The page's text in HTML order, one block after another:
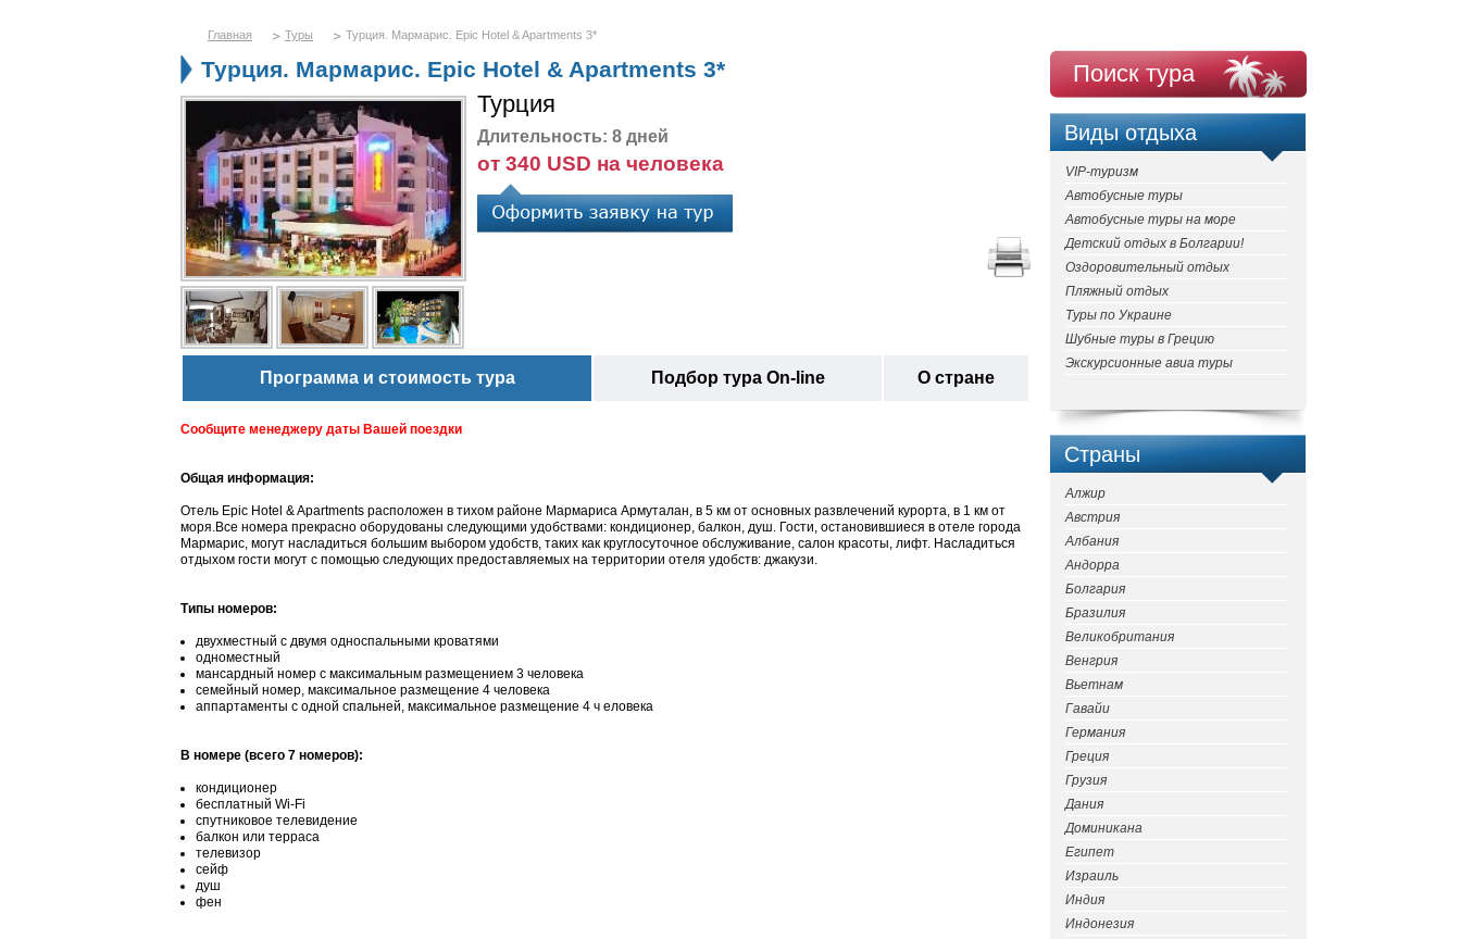
Главная Туры Турция. Мармарис. Epic Hotel & Apartments 3*
Турция. Мармарис. Epic Hotel & Apartments 3*
Турция
Длительность: 8 дней
от 340 USD на человека
Программа и стоимость тура Подбор тура On-line О стране
Сообщите менеджеру даты Вашей поездки
Общая информация:
Отель Epic Hotel & Apartments расположен в тихом районе Мармариса Армуталан, в 5 км от основных развлечений курорта, в 1 км от
моря.Все номера прекрасно оборудованы следующими удобствами: кондиционер, балкон, душ. Гости, остановившиеся в отеле города
Мармарис, могут насладиться большим выбором удобств, таких как круглосуточное обслуживание, салон красоты, лифт. Насладиться
отдыхом гости могут с помощью следующих предоставляемых на территории отеля удобств: джакузи.
Типы номеров:
двухместный с двумя односпальными кроватями
одноместный
мансардный номер с максимальным размещением 3 человека
семейный номер, максимальное размещение 4 человека
аппартаменты с одной спальней, максимальное размещение 4 ч еловека
В номере (всего 7 номеров):
кондиционер
бесплатный Wi-Fi
спутниковое телевидение
балкон или терраса
телевизор
сейф
душ
фен
Поиск тура
Виды отдыха
VIP-туризм
Автобусные туры
Автобусные туры на море
Детский отдых в Болгарии!
Оздоровительный отдых
Пляжный отдых
Туры по Украине
Шубные туры в Грецию
Экскурсионные авиа туры
Страны
Алжир
Австрия
Албания
Андорра
Болгария
Бразилия
Великобритания
Венгрия
Вьетнам
Гавайи
Германия
Греция
Грузия
Дания
Доминикана
Египет
Израиль
Индия
Индонезия